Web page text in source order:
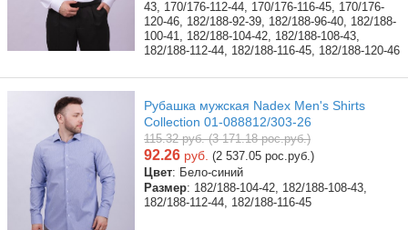
43, 170/176-112-44, 170/176-116-45, 170/176-
120-46, 182/188-92-39, 182/188-96-40, 182/188-
100-41, 182/188-104-42, 182/188-108-43,
182/188-112-44, 182/188-116-45, 182/188-120-46
Рубашка мужская Nadex Men's Shirts
Collection 01-088812/303-26
115.32 руб. (3 171.18 рос.руб.)
92.26 руб. (2 537.05 рос.руб.)
Цвет: Бело-синий
Размер: 182/188-104-42, 182/188-108-43,
182/188-112-44, 182/188-116-45